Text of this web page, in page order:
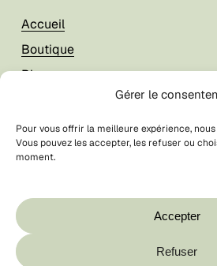
Gérer le
Pour vous offrir la meilleure expérience,
Vous pouvez les accepter, les refuser ou
moment.
Accepter
Refuser
Boutique
Accueil
Boutique
Blog
Mon compte
CGV / CGU